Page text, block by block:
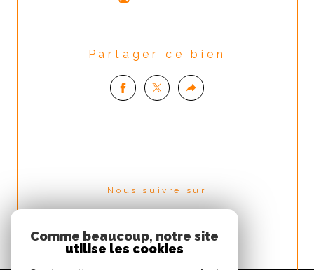
Partager ce bien
Nous suivre sur
Comme beaucoup, notre site
utilise les cookies